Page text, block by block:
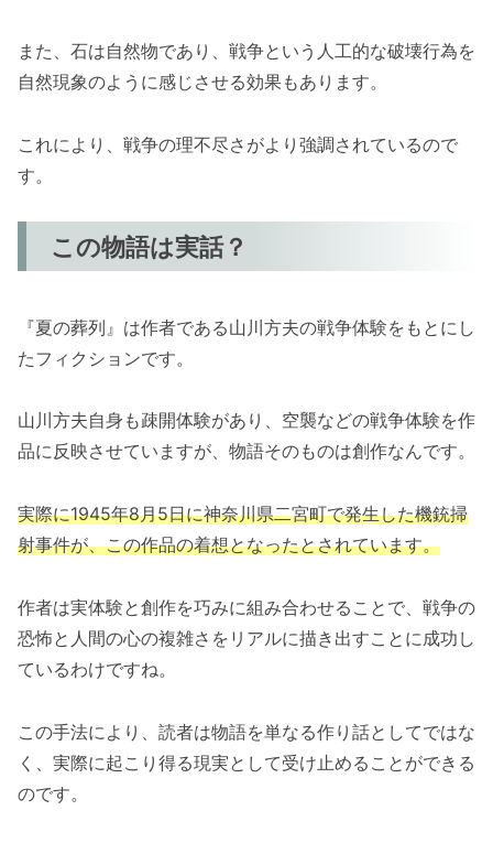
また、石は自然物であり、戦争という人工的な破壊行為を
自然現象のように感じさせる効果もあります。
これにより、戦争の理不尽さがより強調されているので
す。
この物語は実話？
『夏の葬列』は作者である山川方夫の戦争体験をもとにし
たフィクションです。
山川方夫自身も疎開体験があり、空襲などの戦争体験を作
品に反映させていますが、物語そのものは創作なんです。
実際に1945年8月5日に神奈川県二宮町で発生した機銃掃
射事件が、この作品の着想となったとされています。
作者は実体験と創作を巧みに組み合わせることで、戦争の
恐怖と人間の心の複雑さをリアルに描き出すことに成功し
ているわけですね。
この手法により、読者は物語を単なる作り話としてではな
く、実際に起こり得る現実として受け止めることができる
のです。